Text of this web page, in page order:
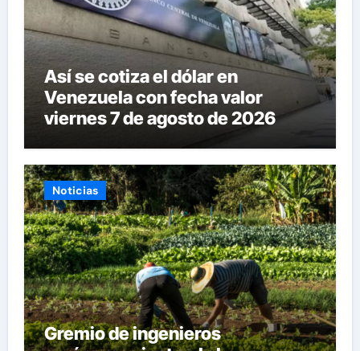
Así se cotiza el dólar en
Venezuela con fecha valor
viernes 7 de agosto de 2026
Noticias
Gremio de ingenieros